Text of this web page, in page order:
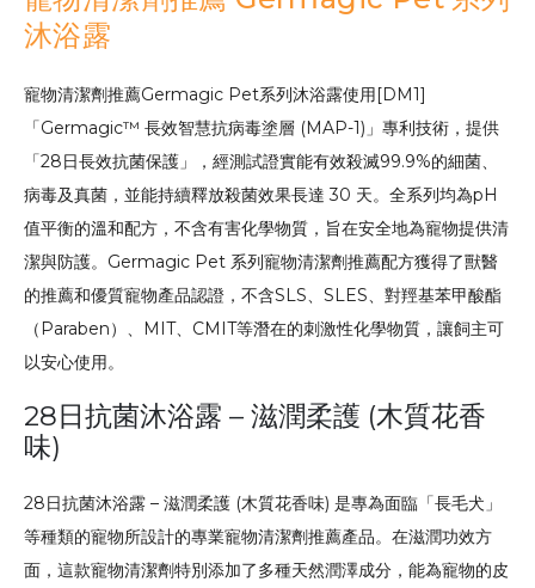
沐浴露
寵物清潔劑推薦Germagic Pet系列沐浴露使用[DM1]
「Germagic™ 長效智慧抗病毒塗層 (MAP-1)」專利技術，提供
「28日長效抗菌保護」，經測試證實能有效殺滅99.9%的細菌、
病毒及真菌，並能持續釋放殺菌效果長達 30 天。全系列均為pH
值平衡的溫和配方，不含有害化學物質，旨在安全地為寵物提供清
潔與防護。Germagic Pet 系列寵物清潔劑推薦配方獲得了獸醫
的推薦和優質寵物產品認證，不含SLS、SLES、對羥基苯甲酸酯
（Paraben）、MIT、CMIT等潛在的刺激性化學物質，讓飼主可
以安心使用。
28日抗菌沐浴露 – 滋潤柔護 (木質花香
味)
28日抗菌沐浴露 – 滋潤柔護 (木質花香味) 是專為面臨「長毛犬」
等種類的寵物所設計的專業寵物清潔劑推薦產品。在滋潤功效方
面，這款寵物清潔劑特別添加了多種天然潤澤成分，能為寵物的皮